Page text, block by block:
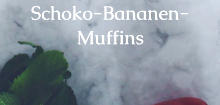
Schoko-Bananen-
Muffins